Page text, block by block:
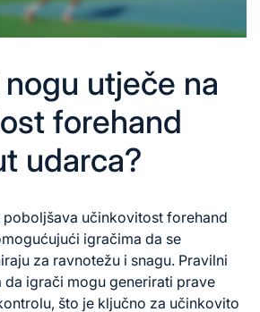
utječe na
forehand
udarca?
poboljšava učinkovitost forehand
igračima da se
za ravnotežu i snagu. Pravilni
da igrači mogu generirati prave
što je ključno za učinkovito